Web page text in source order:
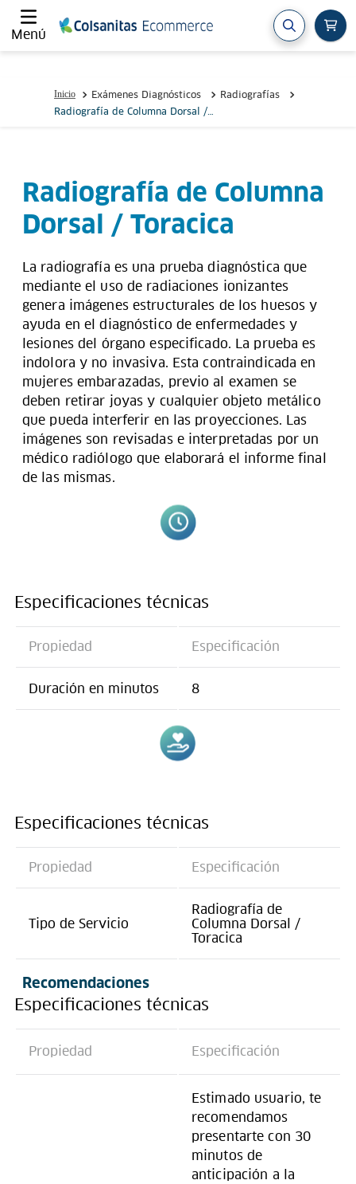
Menú
Exámenes Diagnósticos
Radiografías
Radiografía de Columna Dorsal /
Radiografía de Columna
Dorsal / Toracica
La radiografía es una prueba diagnóstica que
mediante el uso de radiaciones ionizantes
genera imágenes estructurales de los huesos y
ayuda en el diagnóstico de enfermedades y
lesiones del órgano especificado. La prueba es
indolora y no invasiva. Esta contraindicada en
mujeres embarazadas, previo al examen se
deben retirar joyas y cualquier objeto metálico
que pueda interferir en las proyecciones. Las
imágenes son revisadas e interpretadas por un
médico radiólogo que elaborará el informe final
de las mismas.
Especificaciones técnicas
Propiedad Especificación
Duración en minutos 8
Especificaciones técnicas
Propiedad Especificación
Tipo de Servicio
Radiografía de
Columna Dorsal /
Toracica
Recomendaciones
Especificaciones técnicas
Propiedad Especificación
Estimado usuario, te
recomendamos
presentarte con 30
minutos de
anticipación a la